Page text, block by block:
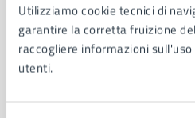
Utilizziamo cookie tecnici di
garantire la corretta fruizione
raccogliere informazioni
utenti.
AMMINISTRAZIONE
Aree amministrative
Organi di governo